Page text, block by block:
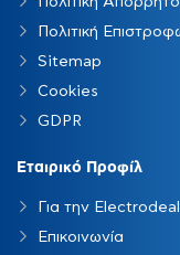
Πολιτική
Sitemap
Cookies
GDPR
Εταιρικό Προφίλ
Για την Electrodeal
Επικοινωνία